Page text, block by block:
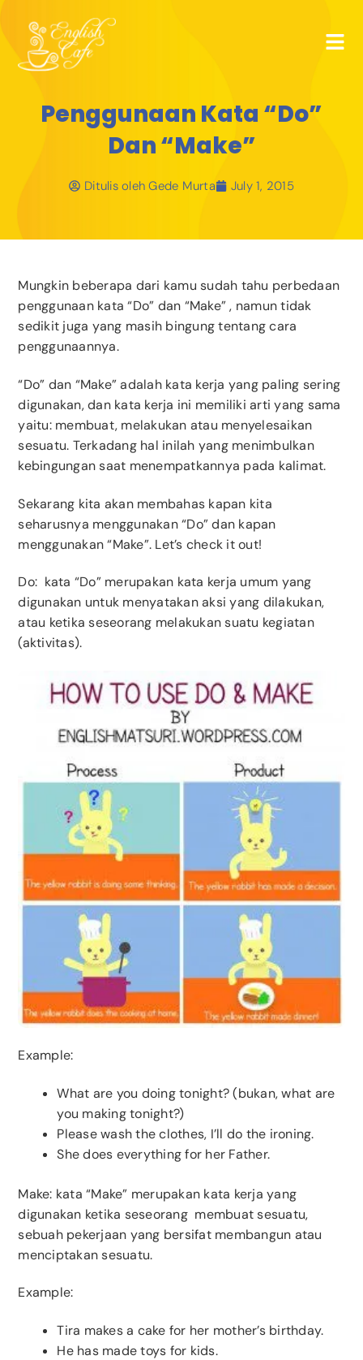
Penggunaan Kata “Do”
Dan “Make”
Ditulis oleh Gede Murta July 1, 2015
Mungkin beberapa dari kamu sudah tahu perbedaan
penggunaan kata “Do” dan “Make” , namun tidak
sedikit juga yang masih bingung tentang cara
penggunaannya.
“Do” dan “Make” adalah kata kerja yang paling sering
digunakan, dan kata kerja ini memiliki arti yang sama
yaitu: membuat, melakukan atau menyelesaikan
sesuatu. Terkadang hal inilah yang menimbulkan
kebingungan saat menempatkannya pada kalimat.
Sekarang kita akan membahas kapan kita
seharusnya menggunakan “Do” dan kapan
menggunakan “Make”. Let’s check it out!
Do: kata “Do” merupakan kata kerja umum yang
digunakan untuk menyatakan aksi yang dilakukan,
atau ketika seseorang melakukan suatu kegiatan
(aktivitas).
Example:
What are you doing tonight? (bukan, what are
you making tonight?)
Please wash the clothes, I’ll do the ironing.
She does everything for her Father.
Make: kata “Make” merupakan kata kerja yang
digunakan ketika seseorang membuat sesuatu,
sebuah pekerjaan yang bersifat membangun atau
menciptakan sesuatu.
Example:
Tira makes a cake for her mother’s birthday.
He has made toys for kids.